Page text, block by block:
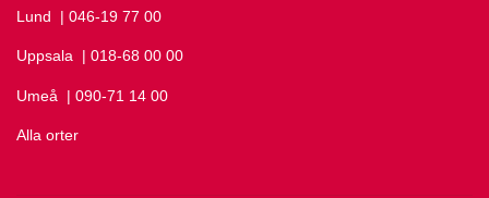
Lund Ring Lund på
| 046-19 77 00
Uppsala Ring Uppsala på
| 018-68 00 00
Umeå Ring Umeå på
| 090-71 14 00
Alla orter